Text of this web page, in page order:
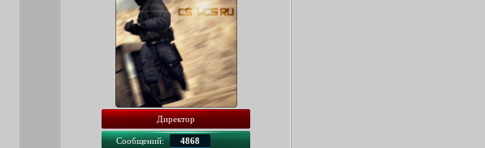
Директор
Сообщений: 4868